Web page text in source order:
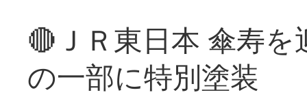
🔴ＪＲ東日本 傘寿
の一部に特別塗装